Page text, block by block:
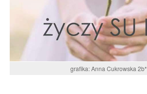
grafika: Anna Cukrowska 2b*